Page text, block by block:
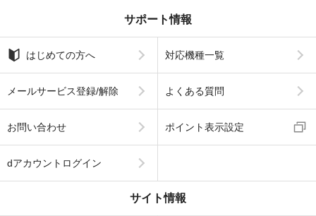
サポート情報
はじめての方へ 対応機種一覧
メールサービス登録/解除 よくある質問
お問い合わせ ポイント表示設定
dアカウントログイン
サイト情報